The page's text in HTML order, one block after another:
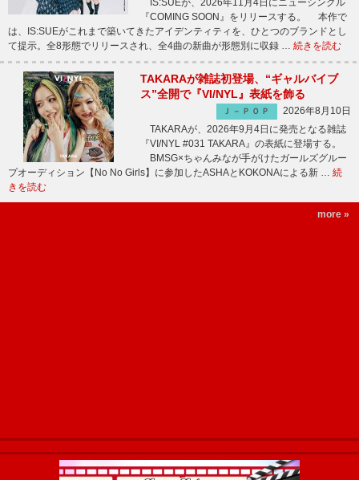
IS:SUEが、2026年11月4日にニューシングル
『COMING SOON』をリリースする。 本作で
は、IS:SUEがこれまで築いてきたアイデンティティを、ひとつのブランドとし
て提示。全8形態でリリースされ、全4曲の新曲が形態別に収録 … 続きを読む
TAKARAが雑誌初登場、“ギャルバイブ
ス”全開で『VI/NYL』表紙を飾る
Ｊ－ＰＯＰ
2026年8月10日
TAKARAが、2026年9月4日に発売となる雑誌
『VI/NYL #031 TAKARA』の表紙に登場する。
BMSG×ちゃんみなが手がけたガールズグルー
プオーディション【No No Girls】に参加したASHAとKOKONAによる新 … 続
きを読む
more »